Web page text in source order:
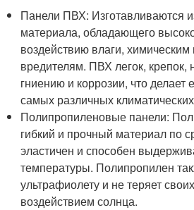
Панели ПВХ: Изготавливаются
материала, обладающего
воздействию влаги,
вредителям. ПВХ легок, крепок,
гниению и коррозии, что делает
самых различных
Полипропиленовые панели:
гибкий и прочный материал по
эластичен и способен
температуры. Полипропилен
ультрафиолету и не теряет
воздействием солнца.